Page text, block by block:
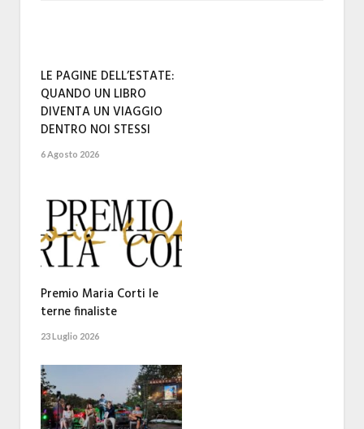
LE PAGINE DELL’ESTATE:
QUANDO UN LIBRO
DIVENTA UN VIAGGIO
DENTRO NOI STESSI
6 Agosto 2026
Premio Maria Corti le
terne finaliste
23 Luglio 2026